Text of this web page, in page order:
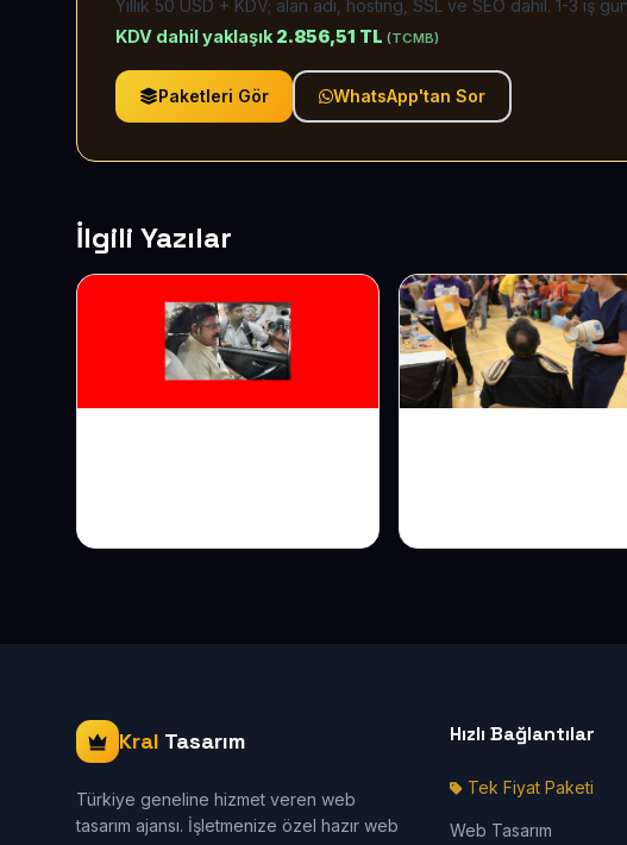
Yıllık 50 USD + KDV; alan adı, hosting, SSL ve SEO dahil. 1-3 iş
KDV dahil yaklaşık 2.856,51 TL (TCMB)
Paketleri Gör WhatsApp'tan Sor
İlgili Yazılar
Kral Tasarım
Türkiye geneline hizmet veren web
tasarım ajansı. İşletmenize özel hazır web
Hızlı Bağlantılar
Tek Fiyat Paketi
Web Tasarım